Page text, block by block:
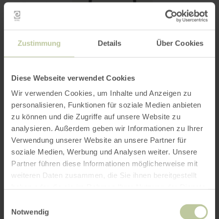
Zustimmung Details Über Cookies
Diese Webseite verwendet Cookies
Wir verwenden Cookies, um Inhalte und Anzeigen zu
personalisieren, Funktionen für soziale Medien anbieten
zu können und die Zugriffe auf unsere Website zu
analysieren. Außerdem geben wir Informationen zu Ihrer
Verwendung unserer Website an unsere Partner für
soziale Medien, Werbung und Analysen weiter. Unsere
Partner führen diese Informationen möglicherweise mit
weiteren Daten zusammen, die Sie ihnen bereitgestellt
Notwendig
Erwachsene
Kinder Bitte Alter angeben
SUCHEN
Bewertungen
Werte basieren auf verifizierten Gästebewertungen
unterschiedlicher Buchungsportale (Quelle: Trust